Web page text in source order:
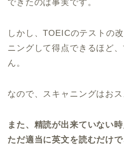
できたのは事実です。
しかし、TOEICのテストの
ニングして得点できるほど
ん。
なので、スキャニングはおス
また、精読が出来ていない
ただ適当に英文を読むだけ